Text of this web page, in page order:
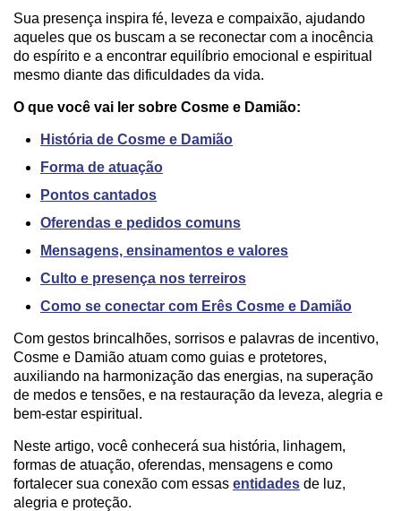
Sua presença inspira fé, leveza e compaixão, ajudando
aqueles que os buscam a se reconectar com a inocência
do espírito e a encontrar equilíbrio emocional e espiritual
mesmo diante das dificuldades da vida.
O que você vai ler sobre Cosme e Damião:
História de Cosme e Damião
Forma de atuação
Pontos cantados
Oferendas e pedidos comuns
Mensagens, ensinamentos e valores
Culto e presença nos terreiros
Como se conectar com Erês Cosme e Damião
Com gestos brincalhões, sorrisos e palavras de incentivo,
Cosme e Damião atuam como guias e protetores,
auxiliando na harmonização das energias, na superação
de medos e tensões, e na restauração da leveza, alegria e
bem-estar espiritual.
Neste artigo, você conhecerá sua história, linhagem,
formas de atuação, oferendas, mensagens e como
fortalecer sua conexão com essas entidades de luz,
alegria e proteção.